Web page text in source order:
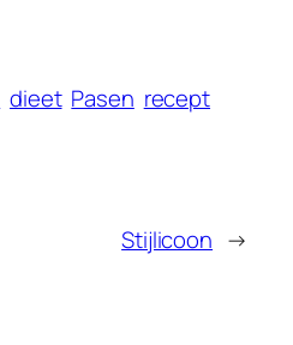
dieet Pasen recept
Stijlicoon →